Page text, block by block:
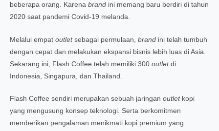
beberapa orang. Karena brand ini memang baru berdiri di tahun
2020 saat pandemi Covid-19 melanda.
Melalui empat outletsebagai permulaan, brand ini telah tumbuh
dengan cepat dan melakukan ekspansi bisnis lebih luas di Asia.
Sekarang ini, Flash Coffee telah memiliki 300 outletdi
Indonesia, Singapura, dan Thailand.
Flash Coffee sendiri merupakan sebuah jaringan outletkopi
yang mengusung konsep teknologi. Serta berkomitmen
memberikan pengalaman menikmati kopi premium yang